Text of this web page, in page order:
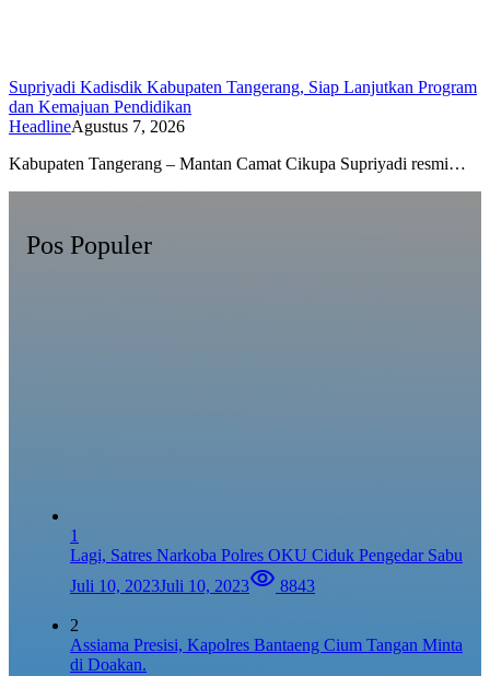
Supriyadi Kadisdik Kabupaten Tangerang, Siap Lanjutkan Program
dan Kemajuan Pendidikan
HeadlineAgustus 7, 2026
Kabupaten Tangerang – Mantan Camat Cikupa Supriyadi resmi…
Pos Populer
1
Lagi, Satres Narkoba Polres OKU Ciduk Pengedar Sabu
Juli 10, 2023Juli 10, 2023 8843
2
Assiama Presisi, Kapolres Bantaeng Cium Tangan Minta
di Doakan.